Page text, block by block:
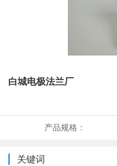
白城电极法兰厂
产品规格：
关键词